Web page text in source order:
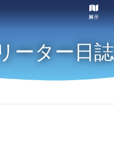
展示
ーター日誌